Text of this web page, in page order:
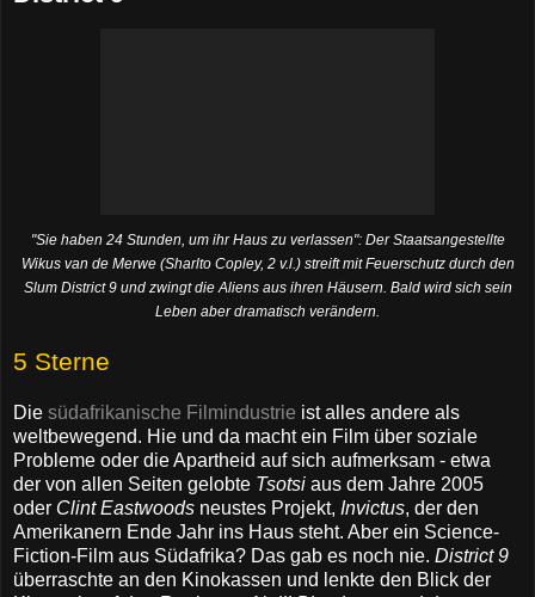
"Sie haben 24 Stunden, um ihr Haus zu verlassen": Der Staatsangestellte
Wikus van de Merwe (Sharlto Copley, 2 v.l.) streift mit Feuerschutz durch den
Slum District 9 und zwingt die Aliens aus ihren Häusern. Bald wird sich sein
Leben aber dramatisch verändern.
5 Sterne
Die südafrikanische Filmindustrie ist alles andere als
weltbewegend. Hie und da macht ein Film über soziale
Probleme oder die Apartheid auf sich aufmerksam - etwa
der von allen Seiten gelobte Tsotsi aus dem Jahre 2005
oder Clint Eastwoods neustes Projekt, Invictus, der den
Amerikanern Ende Jahr ins Haus steht. Aber ein Science-
Fiction-Film aus Südafrika? Das gab es noch nie. District 9
überraschte an den Kinokassen und lenkte den Blick der